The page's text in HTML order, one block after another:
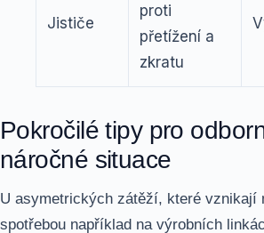
Jističe
proti
přetížení a
zkratu
Pokročilé tipy pro
náročné situace
U asymetrických zátěží, které vznikají
spotřebou například na výrobních